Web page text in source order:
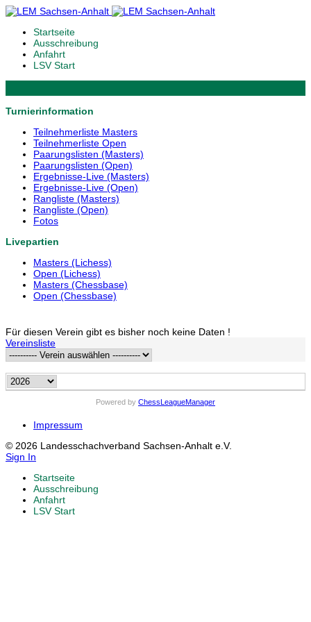
Startseite
Ausschreibung
Anfahrt
LSV Start
Turnierinformation
Teilnehmerliste Masters
Teilnehmerliste Open
Paarungslisten (Masters)
Paarungslisten (Open)
Ergebnisse-Live (Masters)
Ergebnisse-Live (Open)
Rangliste (Masters)
Rangliste (Open)
Fotos
Livepartien
Masters (Lichess)
Open (Lichess)
Masters (Chessbase)
Open (Chessbase)
Für diesen Verein gibt es bisher noch keine Daten !
Vereinsliste
Powered by ChessLeagueManager
Impressum
© 2026 Landesschachverband Sachsen-Anhalt e.V.
Sign In
Startseite
Ausschreibung
Anfahrt
LSV Start